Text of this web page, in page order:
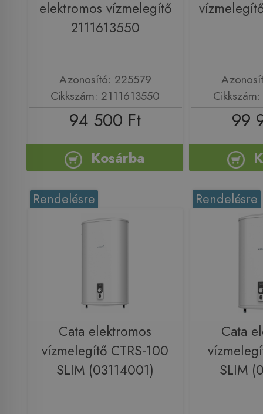
elektromos vízmelegítő
2111613550
Azonosító: 225579
Cikkszám: 2111613550
94 500 Ft
Kosárba
99
Rendelésre
Cata elektromos
vízmelegítő CTRS-100
SLIM (03114001)
Rendelésre
Cata
SLIM